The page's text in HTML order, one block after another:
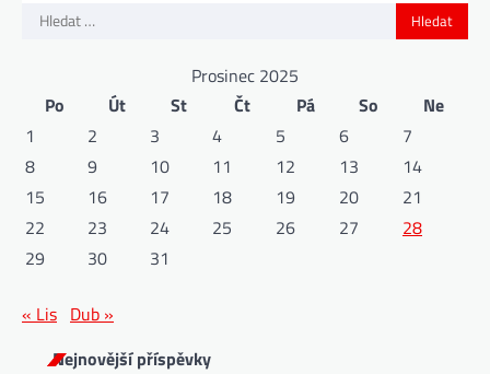
Vyhledávání
Prosinec 2025
Po
Út St Čt Pá So
Ne
1
2 3 4 5 6
7
8
9 10 11 12 13
14
15
16 17 18 19 20
21
22
23 24 25 26 27
28
29
30 31
« Lis Dub »
Nejnovější příspěvky